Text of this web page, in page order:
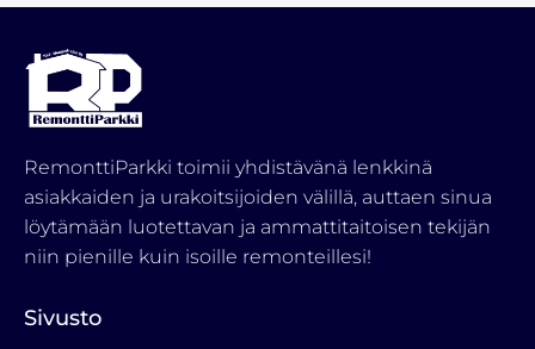
RemonttiParkki toimii yhdistävänä lenkkinä
asiakkaiden ja urakoitsijoiden välillä, auttaen sinua
löytämään luotettavan ja ammattitaitoisen tekijän
niin pienille kuin isoille remonteillesi!
Sivusto